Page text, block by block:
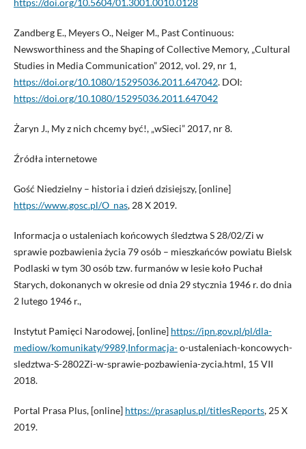
Zandberg E., Meyers O., Neiger M., Past Continuous:
Newsworthiness and the Shaping of Collective Memory, „Cultural
Studies in Media Communication” 2012, vol. 29, nr 1,
https://doi.org/10.1080/15295036.2011.647042. DOI:
https://doi.org/10.1080/15295036.2011.647042
Żaryn J., My z nich chcemy być!, „wSieci” 2017, nr 8.
Źródła internetowe
Gość Niedzielny – historia i dzień dzisiejszy, [online]
https://www.gosc.pl/O_nas, 28 X 2019.
Informacja o ustaleniach końcowych śledztwa S 28/02/Zi w
sprawie pozbawienia życia 79 osób – mieszkańców powiatu Bielsk
Podlaski w tym 30 osób tzw. furmanów w lesie koło Puchał
Starych, dokonanych w okresie od dnia 29 stycznia 1946 r. do dnia
2 lutego 1946 r.,
Instytut Pamięci Narodowej, [online] https://ipn.gov.pl/pl/dla-
mediow/komunikaty/9989,Informacja-o-ustaleniach-koncowych-
sledztwa-S-2802Zi-w-sprawie-pozbawienia-zycia.html, 15 VII
2018.
Portal Prasa Plus, [online] https://prasaplus.pl/titlesReports, 25 X
2019.